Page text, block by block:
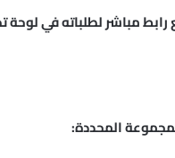
مباشر لطلباته في لوحة
المحددة: